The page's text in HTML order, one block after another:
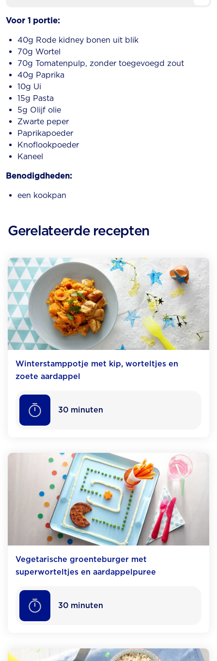
Voor 1 portie:
40g Rode kidney bonen uit blik
70g Wortel
70g Tomatenpulp, zonder toegevoegd zout
40g Paprika
10g Ui
15g Pasta
5g Olijf olie
Zwarte peper
Paprikapoeder
Knoflookpoeder
Kaneel
Benodigdheden:
een kookpan
Gerelateerde recepten
Winter­stamppotje met kip, worteltjes en
zoete aardappel
30 minuten
Vegetarische groenteburger met
superworteltjes en aardappelpuree
30 minuten